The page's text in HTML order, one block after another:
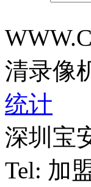
清录像
统计
深圳宝
Tel: 加